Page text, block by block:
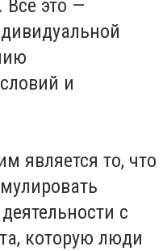
Все это —
и
является то, что
с
которую люди